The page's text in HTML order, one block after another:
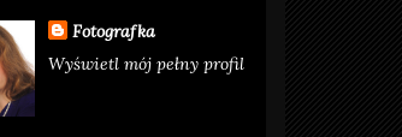
Fotografka
Wyświetl mój pełny profil